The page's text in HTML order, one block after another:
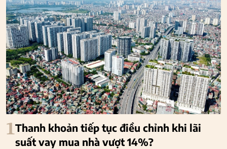
1Thanh khoản tiếp tục điều chỉnh khi lãi
suất vay mua nhà vượt 14%?